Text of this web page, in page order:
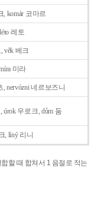
, komár 코마르
레토
věk 베크
미라
, nervózni 네르보즈니
úrok 우로크, dům 둠
, líný 리니
합할 때 합쳐서 1 음절로 적는